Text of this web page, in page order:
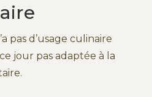
pas d’usage culinaire
jour pas adaptée à la